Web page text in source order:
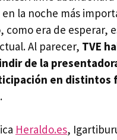
la noche más
como era de esperar,
Al parecer, TVE
de la
en distintos
.
Heraldo.es,